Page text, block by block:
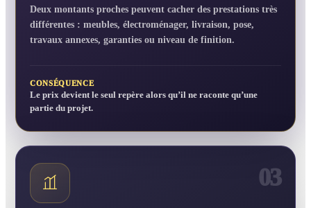
Deux montants proches peuvent cacher des prestations très
différentes : meubles, électroménager, livraison, pose,
travaux annexes, garanties ou niveau de finition.
CONSÉQUENCE
Le prix devient le seul repère alors qu’il ne raconte qu’une
partie du projet.
03